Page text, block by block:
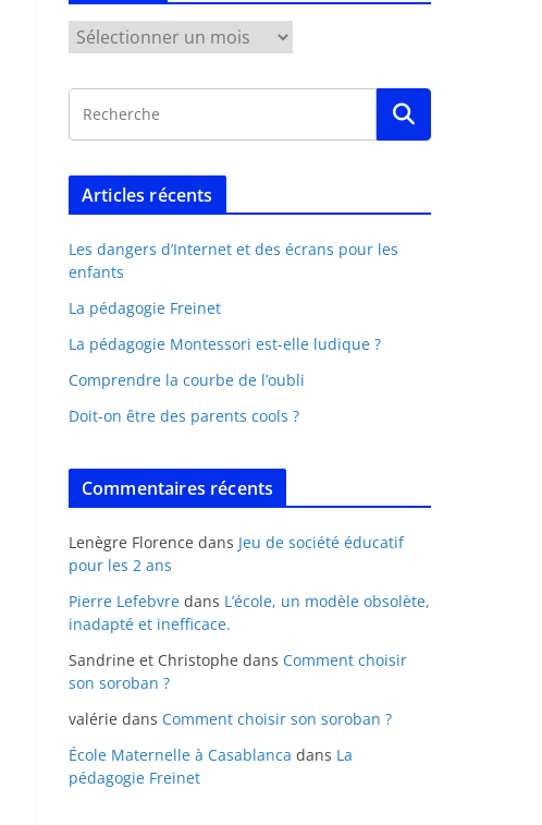
Articles récents
Les dangers d’Internet et des écrans pour les
enfants
La pédagogie Freinet
La pédagogie Montessori est-elle ludique ?
Comprendre la courbe de l’oubli
Doit-on être des parents cools ?
Commentaires récents
Lenègre Florence dans Jeu de société éducatif
pour les 2 ans
Pierre Lefebvre dans L’école, un modèle obsolète,
inadapté et inefficace.
Sandrine et Christophe dans Comment choisir
son soroban ?
valérie dans Comment choisir son soroban ?
École Maternelle à Casablanca dans La
pédagogie Freinet